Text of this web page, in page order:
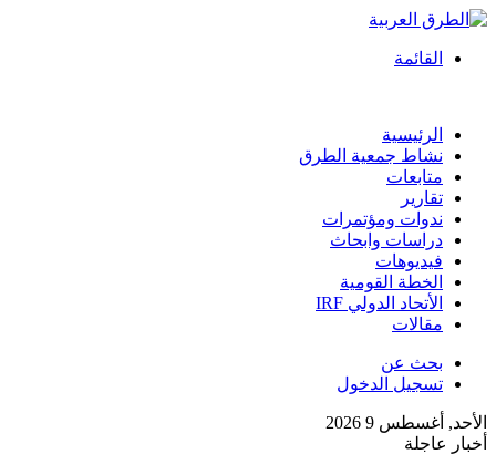
القائمة
الرئيسية
نشاط جمعية الطرق
متابعات
تقارير
ندوات ومؤتمرات
دراسات وابحاث
فيديوهات
الخطة القومية
الأتحاد الدولي IRF
مقالات
بحث عن
تسجيل الدخول
الأحد, أغسطس 9 2026
أخبار عاجلة